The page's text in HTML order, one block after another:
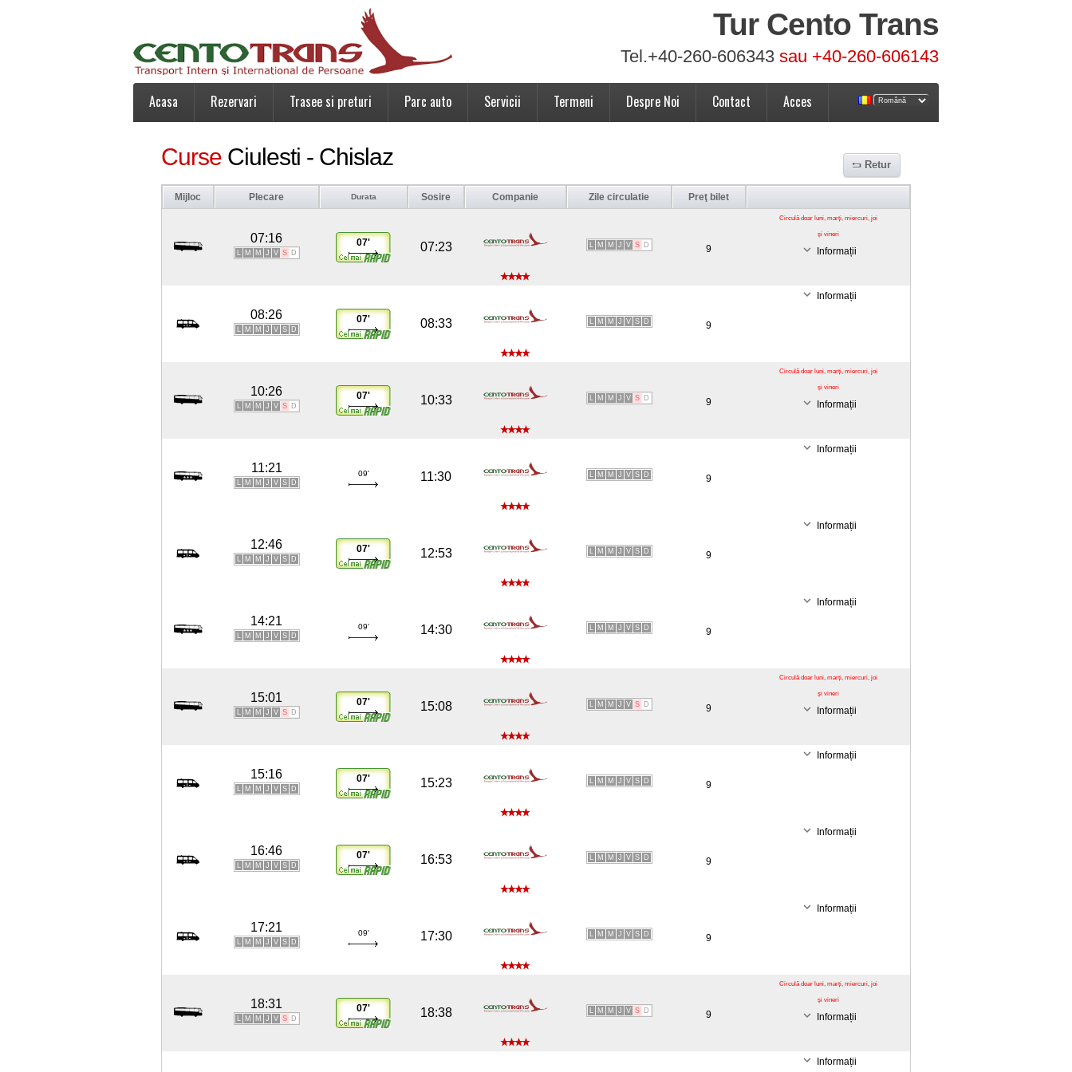
Tur Cento Trans
Tel.+40-260-606343 sau +40-260-606143
Acasa Rezervari Trasee si preturi Parc auto Servicii Termeni Despre Noi Contact Acces
Curse Ciulesti - Chislaz Retur
Mijloc Plecare Durata Sosire Companie Zile circulatie Preţ bilet
07:16
L M M J V S D
07' 07:23 L M M J V S D 9
Circulă doar luni, marți, miercuri, joi
și vineri
Informații
08:26
L M M J V S D
07' 08:33 L M M J V S D 9
Informații
10:26
L M M J V S D
07' 10:33 L M M J V S D 9
Circulă doar luni, marți, miercuri, joi
și vineri
Informații
11:21
L M M J V S D
09' 11:30 L M M J V S D 9
Informații
12:46
L M M J V S D
07' 12:53 L M M J V S D 9
Informații
14:21
L M M J V S D
09' 14:30 L M M J V S D 9
Informații
15:01
L M M J V S D
07' 15:08 L M M J V S D 9
Circulă doar luni, marți, miercuri, joi
și vineri
Informații
15:16
L M M J V S D
07' 15:23 L M M J V S D 9
Informații
16:46
L M M J V S D
07' 16:53 L M M J V S D 9
Informații
17:21
L M M J V S D
09' 17:30 L M M J V S D 9
Informații
18:31
L M M J V S D
07' 18:38 L M M J V S D 9
Circulă doar luni, marți, miercuri, joi
și vineri
Informații
Informații